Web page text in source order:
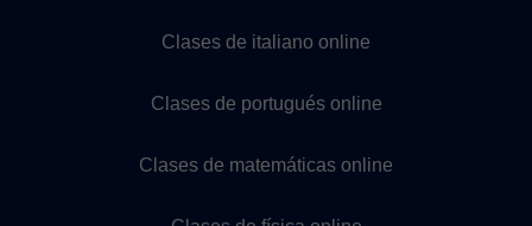
Clases de italiano online
Clases de portugués online
Clases de matemáticas online